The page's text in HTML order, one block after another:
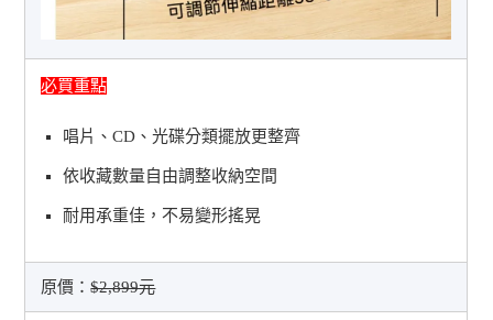
必買重點
唱片、CD、光碟分類擺放更整齊
依收藏數量自由調整收納空間
耐用承重佳，不易變形搖晃
原價：$2,899元